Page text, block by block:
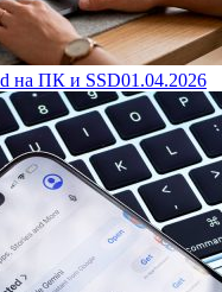
на ПК и SSD01.04.2026